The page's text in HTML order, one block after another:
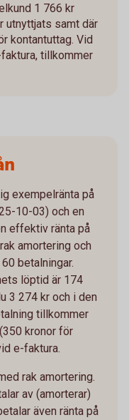
1 766 kr
utnyttjats samt där
kontantuttag. Vid
tillkommer
exempelränta på
10-03) och en
effektiv ränta på
amortering och
betalningar.
löptid är 174
3 274 kr och i den
tillkommer
kronor för
e-faktura.
rak amortering.
av (amorterar)
även ränta på